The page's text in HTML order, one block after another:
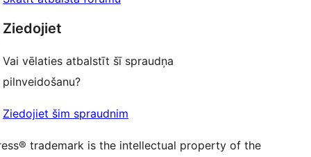
Ziedojiet
Vai vēlaties atbalstīt šī spraudņa
pilnveidošanu?
Ziedojiet šim spraudnim
kanālu
Tumblr kontu
trademark is the intellectual property of the